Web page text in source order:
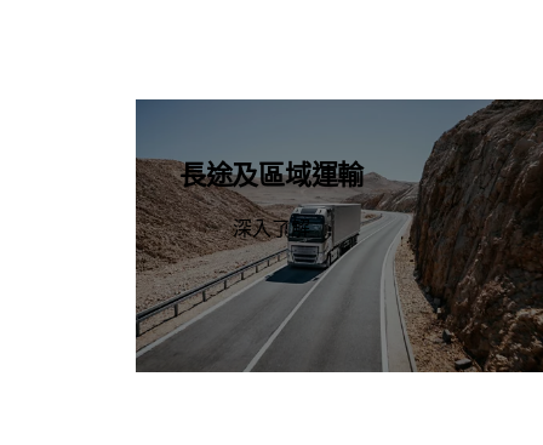
長途及區域運輸
深入了解